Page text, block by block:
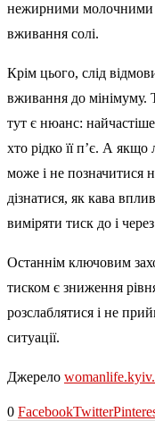
нежирними молочними
вживання солі.
Крім цього, слід
вживання до мінімуму.
тут є нюанс:
хто рідко її п’є. А
може і не позначитися
дізнатися, як кава
виміряти тиск до і
Останнім ключовим
тиском є зниження
розслаблятися і не
ситуації.
Джерело
0 FacebookTwitter